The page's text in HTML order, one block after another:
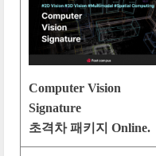
Computer Vision
Signature
초격차 패키지 Online.